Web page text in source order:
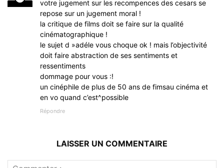
votre jugement sur les recompences des cesars se
repose sur un jugement moral !
la critique de films doit se faire sur la qualité
cinématographique !
le sujet d »adéle vous choque ok ! mais l’objectivité
doit faire abstraction de ses sentiments et
ressentiments
dommage pour vous :!
un cinéphile de plus de 50 ans de fimsau cinéma et
en vo quand c’est^possible
Répondre
LAISSER UN COMMENTAIRE